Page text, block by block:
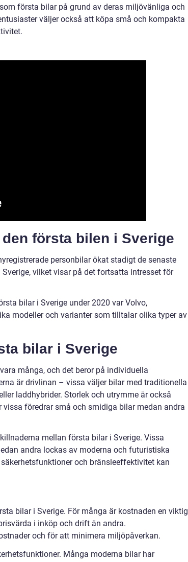
första bilar på grund av deras miljövänliga och
väljer också att köpa små och kompakta
första bilen i Sverige
personbilar ökat stadigt de senaste
vilket visar på det fortsatta intresset för
bilar i Sverige under 2020 var Volvo,
modeller och varianter som tilltalar olika typer av
bilar i Sverige
många, och det beror på individuella
är drivlinan – vissa väljer bilar med traditionella
laddhybrider. Storlek och utrymme är också
föredrar små och smidiga bilar medan andra
mellan första bilar i Sverige. Vissa
andra lockas av moderna och futuristiska
och bränsleeffektivitet kan
bilar i Sverige. För många är kostnaden en viktig
i inköp och drift än andra.
och för att minimera miljöpåverkan.
Många moderna bilar har